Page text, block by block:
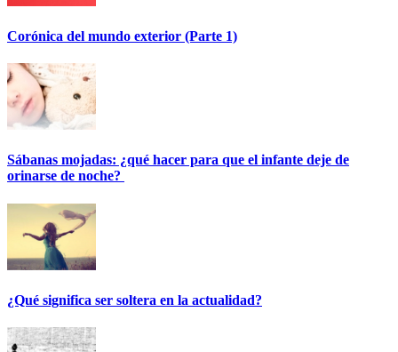
Corónica del mundo exterior (Parte 1)
Sábanas mojadas: ¿qué hacer para que el infante deje de
orinarse de noche?
¿Qué significa ser soltera en la actualidad?